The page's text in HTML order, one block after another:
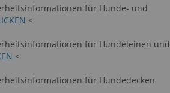
für Hunde- und
<
für Hundeleinen und
<
für Hundedecken